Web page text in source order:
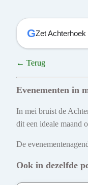
GZet
← Terug
Evenementen in
In mei bruist de
dit een ideale maand
De
Ook in dezelfde